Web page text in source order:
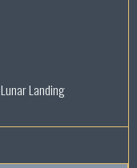
Landing